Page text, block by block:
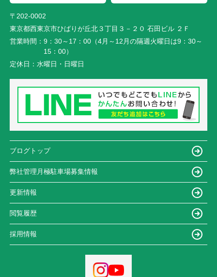
〒202-0002
東京都西東京市ひばりが丘北３丁目３－２０ 石田ビル ２Ｆ
営業時間： 9：30～17：00（4月～12月の隔週火曜日は9：30～
15：00）
定休日： 水曜日・日曜日
ブログトップ
弊社管理月極駐車場募集情報
更新情報
閲覧履歴
採用情報